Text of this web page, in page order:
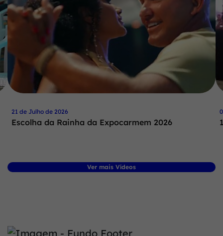
21 de Julho de 2026
Escolha da Rainha da Expocarmem 2026
Ver mais Vídeos